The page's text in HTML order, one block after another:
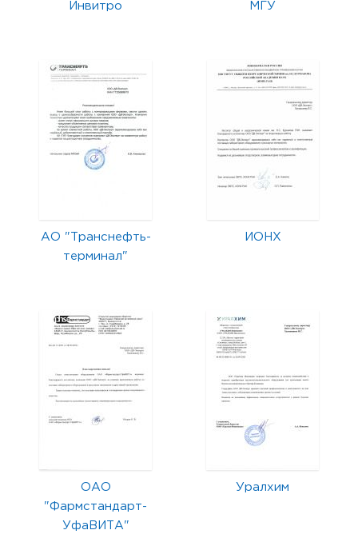
Инвитро МГУ
АО "Транснефть-
терминал"
ИОНХ
ОАО
"Фармстандарт-
УфаВИТА"
Уралхим